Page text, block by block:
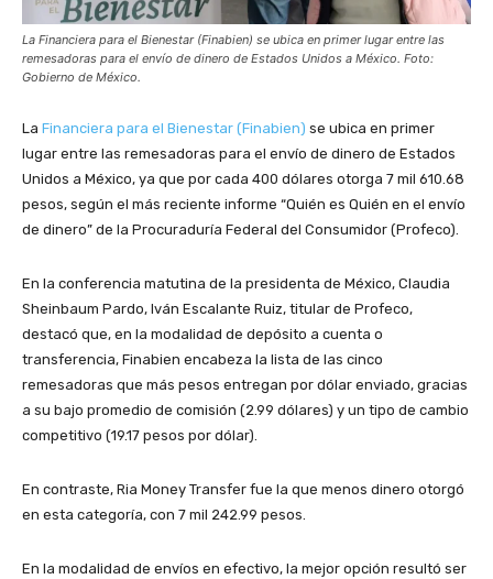
La Financiera para el Bienestar (Finabien) se ubica en primer lugar entre las
remesadoras para el envío de dinero de Estados Unidos a México. Foto:
Gobierno de México.
La Financiera para el Bienestar (Finabien) se ubica en primer
lugar entre las remesadoras para el envío de dinero de Estados
Unidos a México, ya que por cada 400 dólares otorga 7 mil 610.68
pesos, según el más reciente informe “Quién es Quién en el envío
de dinero” de la Procuraduría Federal del Consumidor (Profeco).
En la conferencia matutina de la presidenta de México, Claudia
Sheinbaum Pardo, Iván Escalante Ruiz, titular de Profeco,
destacó que, en la modalidad de depósito a cuenta o
transferencia, Finabien encabeza la lista de las cinco
remesadoras que más pesos entregan por dólar enviado, gracias
a su bajo promedio de comisión (2.99 dólares) y un tipo de cambio
competitivo (19.17 pesos por dólar).
En contraste, Ria Money Transfer fue la que menos dinero otorgó
en esta categoría, con 7 mil 242.99 pesos.
En la modalidad de envíos en efectivo, la mejor opción resultó ser